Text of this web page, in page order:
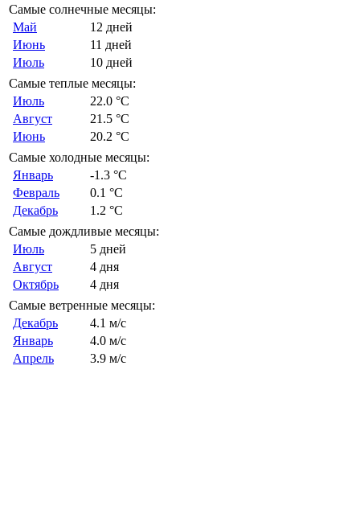
Самые солнечные месяцы:
Май
12 дней
Июнь
11 дней
Июль
10 дней
Самые теплые месяцы:
Июль
22.0 °C
Август
21.5 °C
Июнь
20.2 °C
Самые холодные месяцы:
Январь
-1.3 °C
Февраль
0.1 °C
Декабрь
1.2 °C
Самые дождливые месяцы:
Июль
5 дней
Август
4 дня
Октябрь
4 дня
Самые ветренные месяцы:
Декабрь
4.1 м/с
Январь
4.0 м/с
Апрель
3.9 м/с